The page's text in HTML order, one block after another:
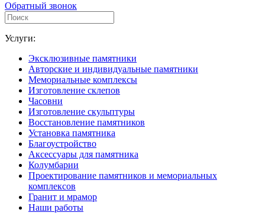
Обратный звонок
Услуги:
Эксклюзивные памятники
Авторские и индивидуальные памятники
Мемориальные комплексы
Изготовление склепов
Часовни
Изготовление скульптуры
Восстановление памятников
Установка памятника
Благоустройство
Аксессуары для памятника
Колумбарии
Проектирование памятников и мемориальных
комплексов
Гранит и мрамор
Наши работы